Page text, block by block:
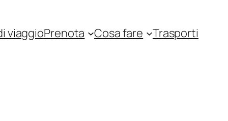
viaggioPrenota Cosa fare Trasporti